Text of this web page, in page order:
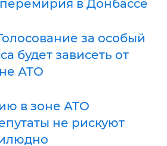
в Донбассе
за особый
будет зависеть от
АТО
в зоне АТО
не рискуют